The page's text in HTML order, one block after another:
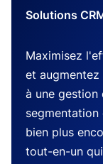
Solutions
Maximisez
et
à une gestion
segmentation
bien plus
tout-en-un